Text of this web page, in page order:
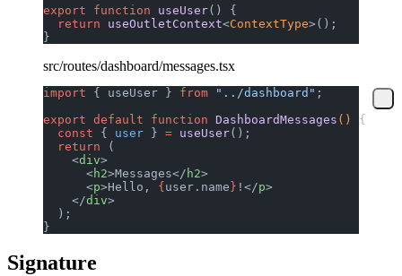
export function useUser() {
  return
useOutletContext<ContextType>();
}
src/routes/dashboard/messages.tsx
import { useUser } from "../dashboard" ;
export default function DashboardMessages () {
  const
{ user } = useUser();
  return
(
    <
div>
      <
h2>Messages</ h2>
      <
p>Hello, {user.name} !</p>
    </
div>
  );
}
Signature